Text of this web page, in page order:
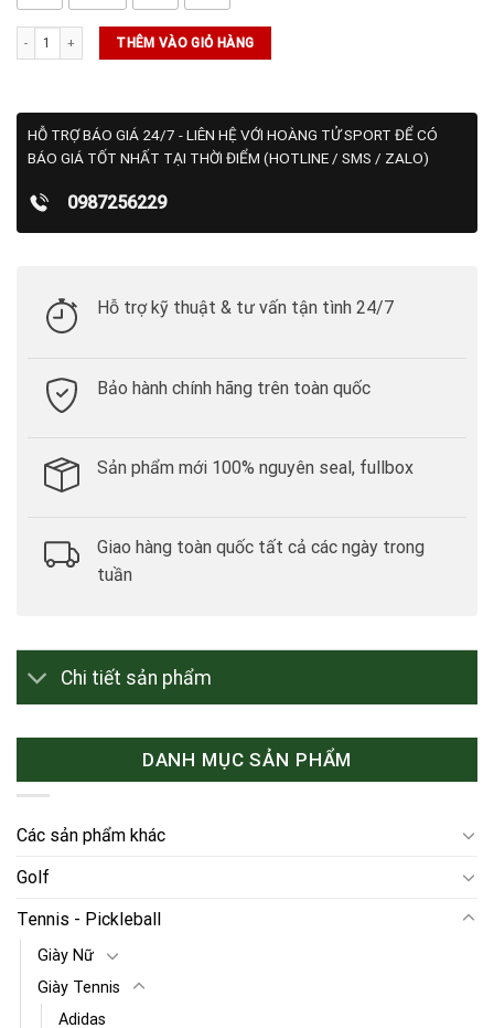
Giày Nike Court Air Zoom Vapor 12 Premium (HV1449 - 100) số lượng
THÊM VÀO GIỎ HÀNG
HỖ TRỢ BÁO GIÁ 24/7 - LIÊN HỆ VỚI HOÀNG TỬ SPORT ĐỂ CÓ
BÁO GIÁ TỐT NHẤT TẠI THỜI ĐIỂM (HOTLINE / SMS / ZALO)
0987256229
Hỗ trợ kỹ thuật & tư vấn tận tình 24/7
Bảo hành chính hãng trên toàn quốc
Sản phẩm mới 100% nguyên seal, fullbox
Giao hàng toàn quốc tất cả các ngày trong
tuần
Chi tiết sản phẩm
DANH MỤC SẢN PHẨM
Các sản phẩm khác
Golf
Tennis - Pickleball
Giày Nữ
Giày Tennis
Adidas